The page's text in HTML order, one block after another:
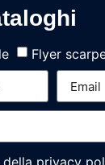
Flyer
privacy